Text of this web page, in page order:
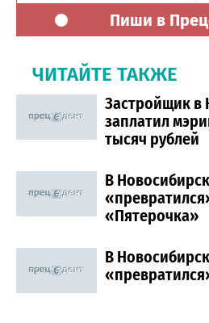
Пиши в
ЧИТАЙТЕ ТАКЖЕ
Застройщик в
заплатил
тысяч рублей
В
«Пятерочка»
В